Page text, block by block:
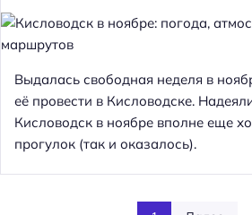
Выдалась свободная неделя в
её провести в Кисловодске.
Кисловодск в ноябре вполне еще
прогулок (так и оказалось).